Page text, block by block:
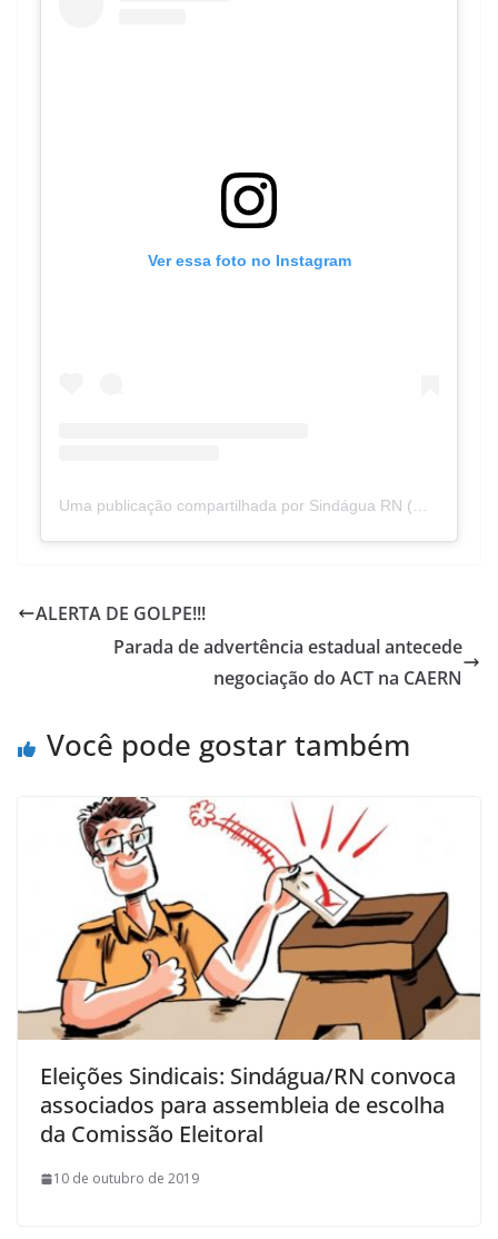
Ver essa foto no Instagram
Uma publicação compartilhada por Sindágua RN (@sindaguarn)
ALERTA DE GOLPE!!!
Parada de advertência estadual antecede
negociação do ACT na CAERN
Você pode gostar também
Eleições Sindicais: Sindágua/RN convoca
associados para assembleia de escolha
da Comissão Eleitoral
10 de outubro de 2019